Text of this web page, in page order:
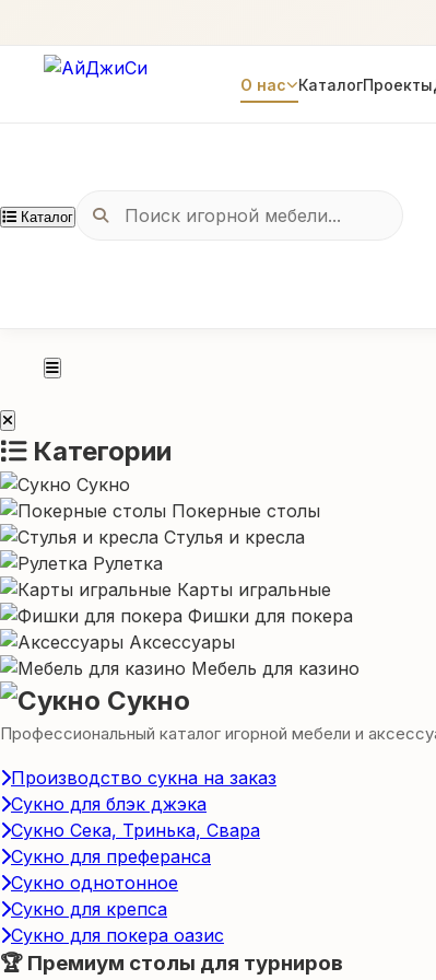
О нас КаталогПроекты
Каталог
Категории
Сукно
Покерные столы
Стулья и кресла
Рулетка
Карты игральные
Фишки для покера
Аксессуары
Мебель для казино
Сукно
Профессиональный каталог игорной мебели и
Производство сукна на заказ
Сукно для блэк джэка
Сукно Сека, Тринька, Свара
Сукно для преферанса
Сукно однотонное
Сукно для крепса
Сукно для покера оазис
🏆 Премиум столы для турниров